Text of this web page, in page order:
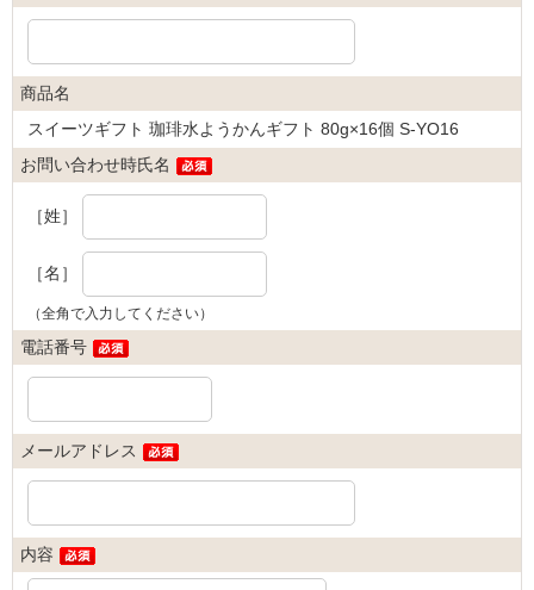
商品名
スイーツギフト 珈琲水ようかんギフト 80g×16個 S-YO16
お問い合わせ時氏名
［姓］
［名］
（全角で入力してください）
電話番号
メールアドレス
内容